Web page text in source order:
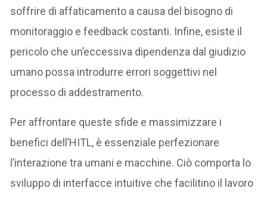
soffrire di affaticamento a causa del bisogno di
monitoraggio e feedback costanti. Infine, esiste il
pericolo che un’eccessiva dipendenza dal giudizio
umano possa introdurre errori soggettivi nel
processo di addestramento.
Per affrontare queste sfide e massimizzare i
benefici dell’HITL, è essenziale perfezionare
l’interazione tra umani e macchine. Ciò comporta lo
sviluppo di interfacce intuitive che facilitino il lavoro